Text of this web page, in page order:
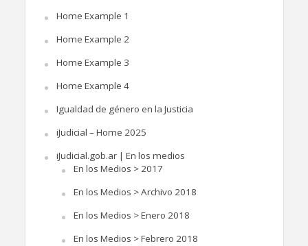
Home Example 1
Home Example 2
Home Example 3
Home Example 4
Igualdad de género en la Justicia
iJudicial – Home 2025
iJudicial.gob.ar | En los medios
En los Medios > 2017
En los Medios > Archivo 2018
En los Medios > Enero 2018
En los Medios > Febrero 2018